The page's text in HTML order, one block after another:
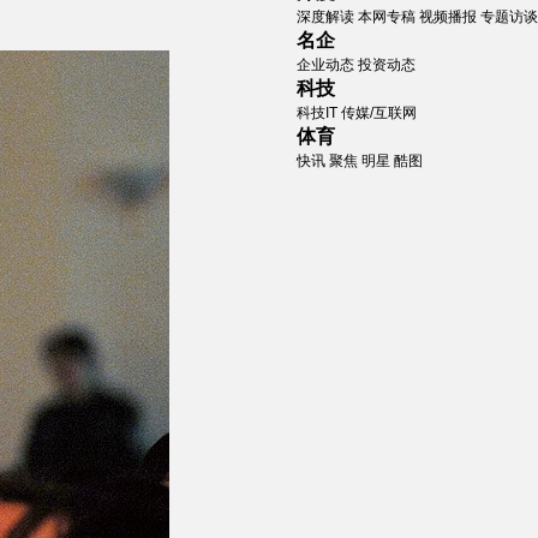
深度解读 本网专稿 视频播报 专题访谈
名企
企业动态 投资动态
科技
科技IT 传媒/互联网
体育
快讯 聚焦 明星 酷图